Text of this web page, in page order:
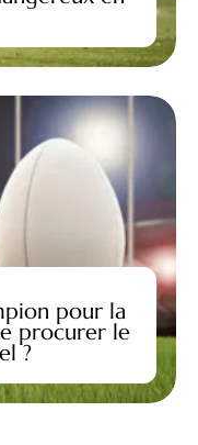
pour la
procurer le
?